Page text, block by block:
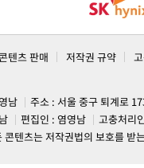
텐츠 판매 저작권 규약
남
주소 : 서울 중구 퇴계로
편집인 : 염영남
고충처리
콘텐츠는 저작권법의 보호를